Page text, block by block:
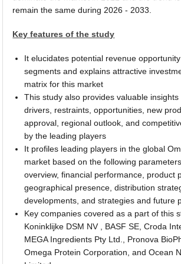
remain the same during 2026 - 2033.
Key features of the study
It elucidates potential revenue
segments and explains attractive
matrix for this market
This study also provides valuable
drivers, restraints, opportunities, new
approval, regional outlook, and
by the leading players
It profiles leading players in the global
market based on the following
overview, financial performance, product
geographical presence, distribution
developments, and strategies and future
Key companies covered as a part of this
Koninklijke DSM NV , BASF SE, Croda
MEGA Ingredients Pty Ltd., Pronova
Omega Protein Corporation, and Ocean